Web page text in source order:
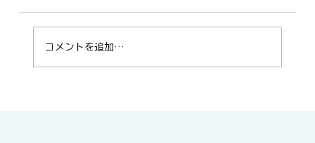
コメントを追加…